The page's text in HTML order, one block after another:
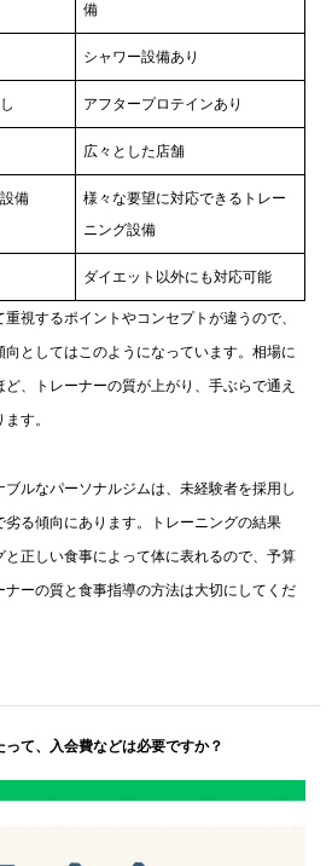
備
シャワー設備あり
アフタープロテインあり
広々とした店舗
備
様々な要望に対応できるトレー
ニング設備
ダイエット以外にも対応可能
視するポイントやコンセプトが違うので、
としてはこのようになっています。相場に
、トレーナーの質が上がり、手ぶらで通え
す。
ルなパーソナルジムは、未経験者を採用し
劣る傾向にあります。トレーニングの結果
正しい食事によって体に表れるので、予算
ーの質と食事指導の方法は大切にしてくだ
って、入会費などは必要ですか？